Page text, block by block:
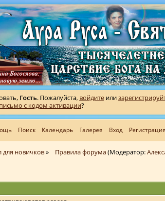
Гость. Пожалуйста, войдитеили
письмо с кодом активации?
Поиск Календарь Галерея Вход Регистрация
для новичков» Правила форума(Модератор: